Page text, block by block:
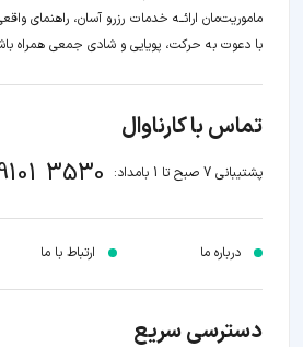
ماموریت‌مان اراﺋــﻪ خدمات رزرو آسان، راهنمای
با دعوت به حرکت، پویایی و شادی جمعی همراه
تماس با کارناوال
پشتیبانی 7 صبح تا 1 بامداد: 3530
درباره ما ارتباط با ما
دسترسی سریع